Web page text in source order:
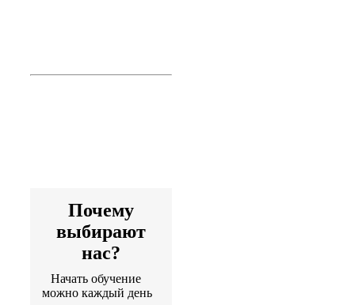
Почему
выбирают
нас?
Начать обучение
можно каждый день